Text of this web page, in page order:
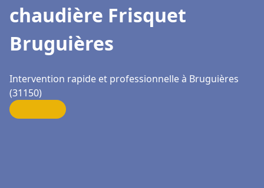
chaudière Frisquet
Bruguières
Intervention rapide et professionnelle à Bruguières
(31150)